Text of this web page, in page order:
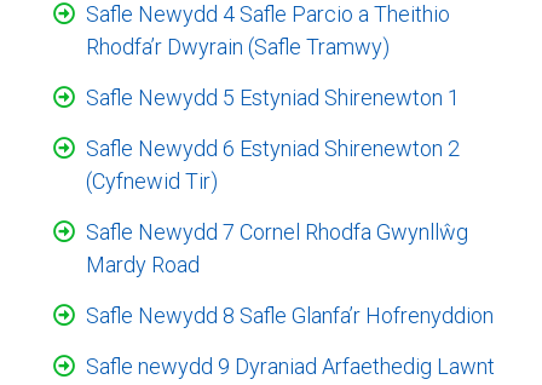
Safle Newydd 4 Safle Parcio a Theithio
Rhodfa’r Dwyrain (Safle Tramwy)
Safle Newydd 5 Estyniad Shirenewton 1
Safle Newydd 6 Estyniad Shirenewton 2
(Cyfnewid Tir)
Safle Newydd 7 Cornel Rhodfa Gwynllŵg
Mardy Road
Safle Newydd 8 Safle Glanfa’r Hofrenyddion
Safle newydd 9 Dyraniad Arfaethedig Lawnt